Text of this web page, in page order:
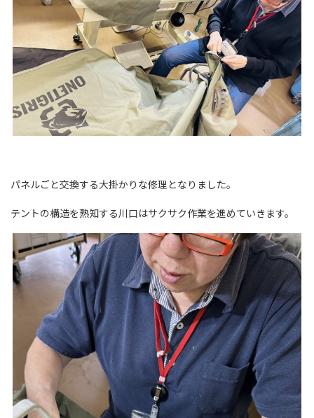
パネルごと交換する大掛かりな修理となりました。
テントの構造を熟知する川口はサクサク作業を進めていきます。